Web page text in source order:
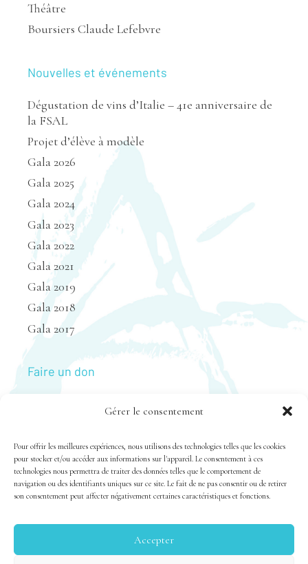
Gérer le consentement
Pour offrir les meilleures expériences, nous utilisons des technologies telles que les cookies
pour stocker et/ou accéder aux informations sur l'appareil. Le consentement à ces
technologies nous permettra de traiter des données telles que le comportement de
navigation ou des identifiants uniques sur ce site. Le fait de ne pas consentir ou de retirer
son consentement peut affecter négativement certaines caractéristiques et fonctions.
Accepter
Théâtre
Boursiers Claude Lefebvre
Nouvelles et événements
Dégustation de vins d’Italie – 41e anniversaire de
la FSAL
Projet d’élève à modèle
Gala 2026
Gala 2025
Gala 2024
Gala 2023
Gala 2022
Gala 2021
Gala 2019
Gala 2018
Gala 2017
Faire un don